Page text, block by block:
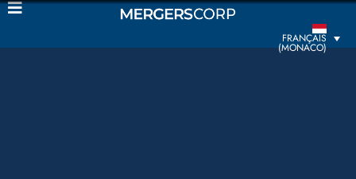
FRANÇAIS
(MONACO)